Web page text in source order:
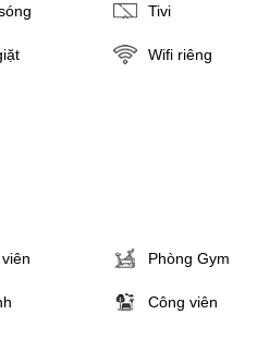
Tivi
Wifi riêng
Phòng Gym
Công viên